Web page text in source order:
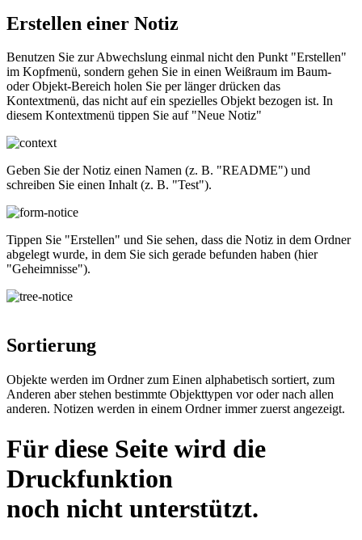
Erstellen einer Notiz
Benutzen Sie zur Abwechslung einmal nicht den Punkt "Erstellen"
im Kopfmenü, sondern gehen Sie in einen Weißraum im Baum-
oder Objekt-Bereich holen Sie per länger drücken das
Kontextmenü, das nicht auf ein spezielles Objekt bezogen ist. In
diesem Kontextmenü tippen Sie auf "Neue Notiz"
Geben Sie der Notiz einen Namen (z. B. "README") und
schreiben Sie einen Inhalt (z. B. "Test").
Tippen Sie "Erstellen" und Sie sehen, dass die Notiz in dem Ordner
abgelegt wurde, in dem Sie sich gerade befunden haben (hier
"Geheimnisse").
Sortierung
Objekte werden im Ordner zum Einen alphabetisch sortiert, zum
Anderen aber stehen be­stimm­te Objekttypen vor oder nach allen
anderen. Notizen werden in einem Ordner immer zuerst angezeigt.
Für diese Seite wird die
Druckfunktion
noch nicht unterstützt.